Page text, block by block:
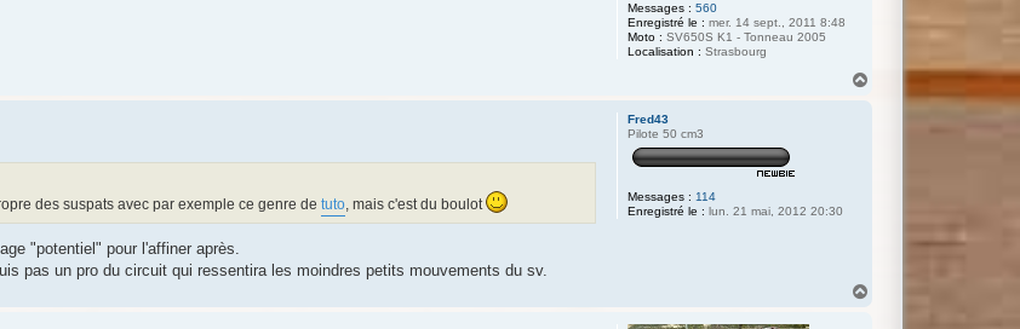
Messages : 560
Enregistré le : mer. 14 sept., 2011 8:48
Moto : SV650S K1 - Tonneau 2005
Localisation : Strasbourg
Fred43
Pilote 50 cm3
Messages : 114
Enregistré le : lun. 21 mai, 2012 20:30
des suspats avec par exemple ce genre de tuto , mais c'est du boulot
"potentiel" pour l'affiner après.
pas un pro du circuit qui ressentira les moindres petits mouvements du sv.